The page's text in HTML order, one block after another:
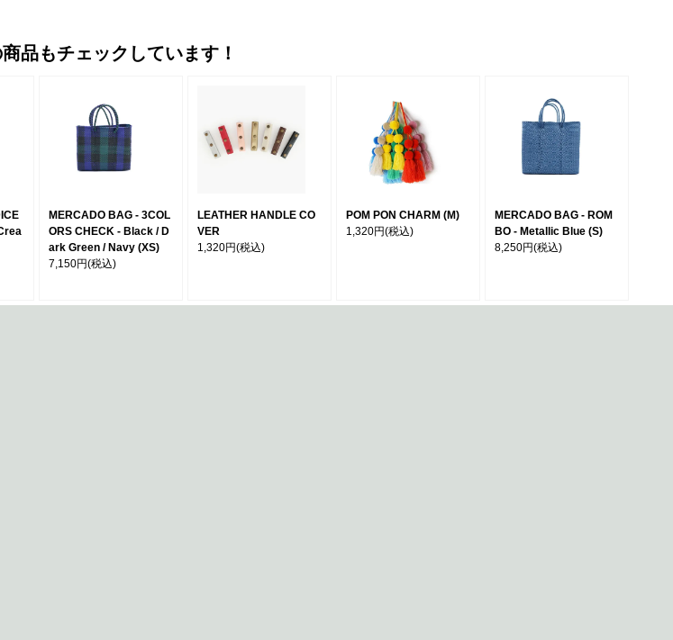
品もチェックしています！
MERCADO BAG - 3COL
ORS CHECK - Black / D
ark Green / Navy (XS)
7,150円(税込)
LEATHER HANDLE CO
VER
1,320円(税込)
POM PON CHARM (M)
1,320円(税込)
MERCADO BAG - ROM
BO - Metallic Blue (S)
8,250円(税込)